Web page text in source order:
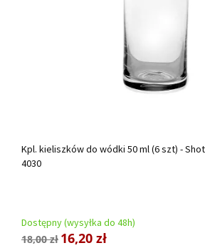
Kpl. kieliszków do wódki 50 ml (6 szt) -
4030
Dostępny (wysyłka do 48h)
18,00 zł 16,20 zł